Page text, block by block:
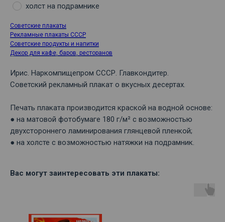
холст на подрамнике
Советские плакаты
Рекламные плакаты СССР
Советские продукты и напитки
Декор для кафе, баров, ресторанов
Ирис. Наркомпищепром СССР. Главкондитер.
Советский рекламный плакат о вкусных десертах.
Печать плаката производится краской на водной основе:
● на матовой фотобумаге 180 г/м² с возможностью
двухстороннего ламинирования глянцевой пленкой;
● на холсте с возможностью натяжки на подрамник.
Вас могут заинтересовать эти плакаты: